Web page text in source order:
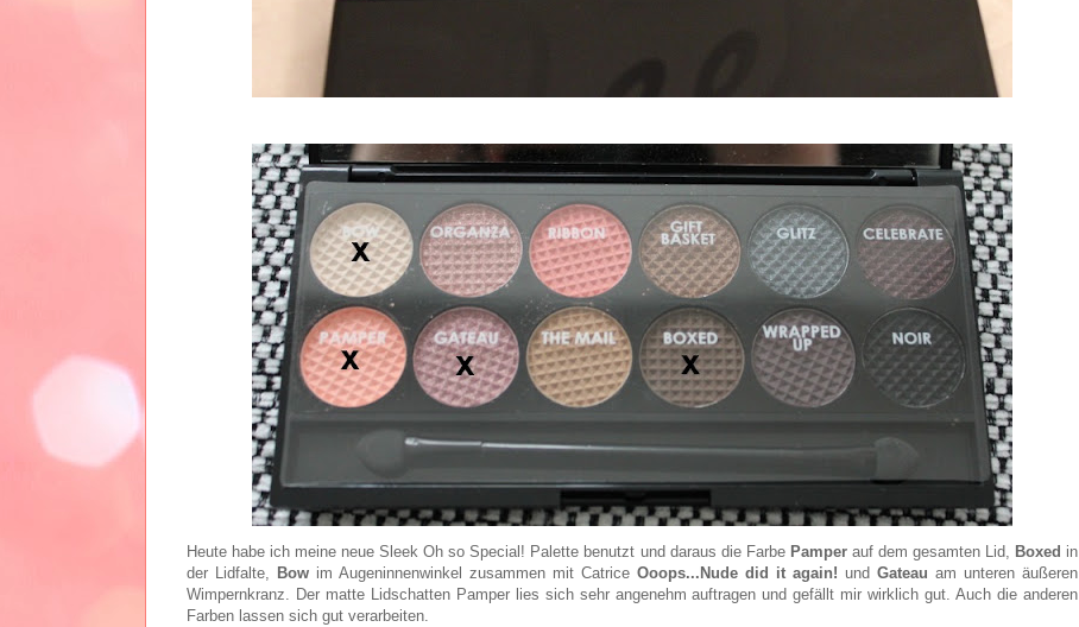
Heute habe ich meine neue Sleek Oh so Special! Palette benutzt und daraus die Farbe Pamper auf dem gesamten Lid, Boxed in
der Lidfalte, Bow im Augeninnenwinkel zusammen mit Catrice Ooops...Nude did it again! und Gateau am unteren äußeren
Wimpernkranz. Der matte Lidschatten Pamper lies sich sehr angenehm auftragen und gefällt mir wirklich gut. Auch die anderen
Farben lassen sich gut verarbeiten.